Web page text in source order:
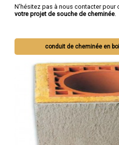
N'hésitez pas à nous contacter pour
votre projet de souche de cheminée.
conduit de cheminée en